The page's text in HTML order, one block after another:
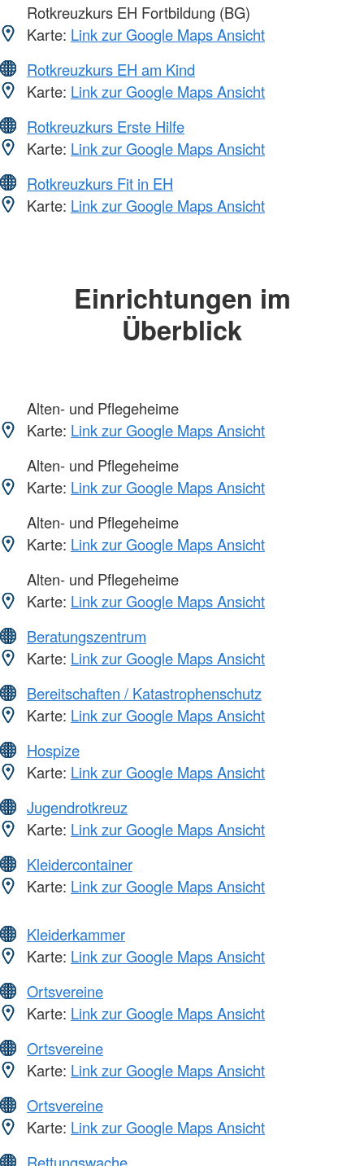
Rotkreuzkurs EH Fortbildung (BG)
Karte: Link zur Google Maps Ansicht
Rotkreuzkurs EH am Kind
Karte: Link zur Google Maps Ansicht
Rotkreuzkurs Erste Hilfe
Karte: Link zur Google Maps Ansicht
Rotkreuzkurs Fit in EH
Karte: Link zur Google Maps Ansicht
Einrichtungen im
Überblick
Alten- und Pflegeheime
Karte: Link zur Google Maps Ansicht
Alten- und Pflegeheime
Karte: Link zur Google Maps Ansicht
Alten- und Pflegeheime
Karte: Link zur Google Maps Ansicht
Alten- und Pflegeheime
Karte: Link zur Google Maps Ansicht
Beratungszentrum
Karte: Link zur Google Maps Ansicht
Bereitschaften / Katastrophenschutz
Karte: Link zur Google Maps Ansicht
Hospize
Karte: Link zur Google Maps Ansicht
Jugendrotkreuz
Karte: Link zur Google Maps Ansicht
Kleidercontainer
Karte: Link zur Google Maps Ansicht
Kleiderkammer
Karte: Link zur Google Maps Ansicht
Ortsvereine
Karte: Link zur Google Maps Ansicht
Ortsvereine
Karte: Link zur Google Maps Ansicht
Ortsvereine
Karte: Link zur Google Maps Ansicht